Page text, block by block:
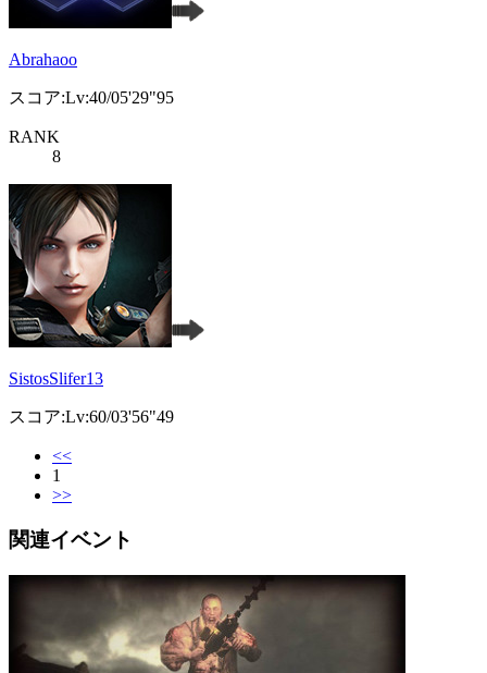
Abrahaoo
スコア:Lv:40/05'29"95
RANK
8
SistosSlifer13
スコア:Lv:60/03'56"49
<<
1
>>
関連イベント